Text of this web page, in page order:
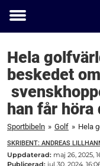
Toggle
Hela
beskedet
han får höra
Sportbibeln » Golf »
SKRIBENT: ANDREAS
Uppdaterad: maj 26, 2025,
Publicerad: jul 30, 2024,